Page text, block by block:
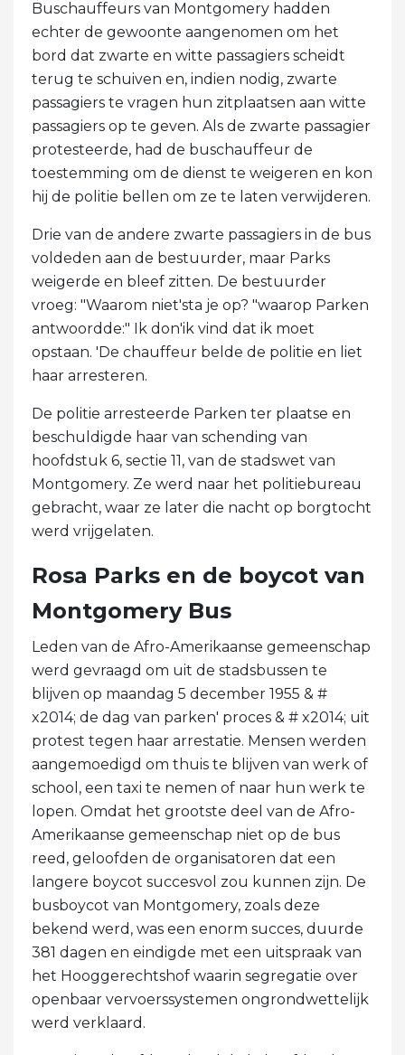
Buschauffeurs van Montgomery hadden
echter de gewoonte aangenomen om het
bord dat zwarte en witte passagiers scheidt
terug te schuiven en, indien nodig, zwarte
passagiers te vragen hun zitplaatsen aan witte
passagiers op te geven. Als de zwarte passagier
protesteerde, had de buschauffeur de
toestemming om de dienst te weigeren en kon
hij de politie bellen om ze te laten verwijderen.
Drie van de andere zwarte passagiers in de bus
voldeden aan de bestuurder, maar Parks
weigerde en bleef zitten. De bestuurder
vroeg: "Waarom niet'sta je op? "waarop Parken
antwoordde:" Ik don'ik vind dat ik moet
opstaan. 'De chauffeur belde de politie en liet
haar arresteren.
De politie arresteerde Parken ter plaatse en
beschuldigde haar van schending van
hoofdstuk 6, sectie 11, van de stadswet van
Montgomery. Ze werd naar het politiebureau
gebracht, waar ze later die nacht op borgtocht
werd vrijgelaten.
Rosa Parks en de boycot van
Montgomery Bus
Leden van de Afro-Amerikaanse gemeenschap
werd gevraagd om uit de stadsbussen te
blijven op maandag 5 december 1955 & #
x2014; de dag van parken' proces & # x2014; uit
protest tegen haar arrestatie. Mensen werden
aangemoedigd om thuis te blijven van werk of
school, een taxi te nemen of naar hun werk te
lopen. Omdat het grootste deel van de Afro-
Amerikaanse gemeenschap niet op de bus
reed, geloofden de organisatoren dat een
langere boycot succesvol zou kunnen zijn. De
busboycot van Montgomery, zoals deze
bekend werd, was een enorm succes, duurde
381 dagen en eindigde met een uitspraak van
het Hooggerechtshof waarin segregatie over
openbaar vervoerssystemen ongrondwettelijk
werd verklaard.